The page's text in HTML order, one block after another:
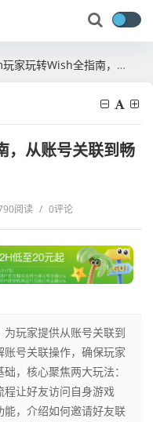
全指南，从账号关联到畅玩好友游戏的一站式攻略
，从账号关联到畅
阅读 / 0评论
为玩家提供从账号关联到
号关联操作，确保玩家
，核心聚焦两大玩法：
程让好友访问自身游戏
，介绍如何邀请好友联